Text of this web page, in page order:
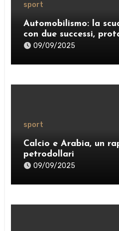
sport
Automobilismo: la
con due successi,
weekend
09/09/2025
sport
Calcio e Arabia, un
petrodollari
09/09/2025